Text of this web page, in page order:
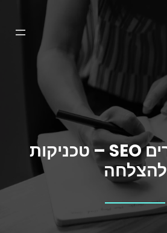
קידום אתרים SEO – טכניקות
להצלחה